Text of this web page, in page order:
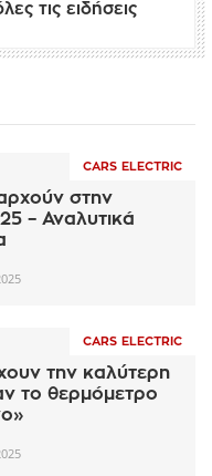
τις ειδήσεις
CARS ELECTRIC
στην
– Αναλυτικά
CARS ELECTRIC
την καλύτερη
το θερμόμετρο